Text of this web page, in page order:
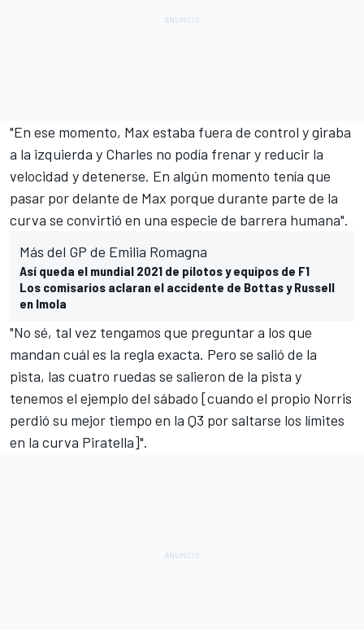
"En ese momento, Max estaba fuera de control y giraba
a la izquierda y Charles no podía frenar y reducir la
velocidad y detenerse. En algún momento tenía que
pasar por delante de Max porque durante parte de la
curva se convirtió en una especie de barrera humana".
Más del GP de Emilia Romagna
Así queda el mundial 2021 de pilotos y equipos de F1
Los comisarios aclaran el accidente de Bottas y Russell
en Imola
"No sé, tal vez tengamos que preguntar a los que
mandan cuál es la regla exacta. Pero se salió de la
pista, las cuatro ruedas se salieron de la pista y
tenemos el ejemplo del sábado [cuando el propio Norris
perdió su mejor tiempo en la Q3 por saltarse los límites
en la curva Piratella]".